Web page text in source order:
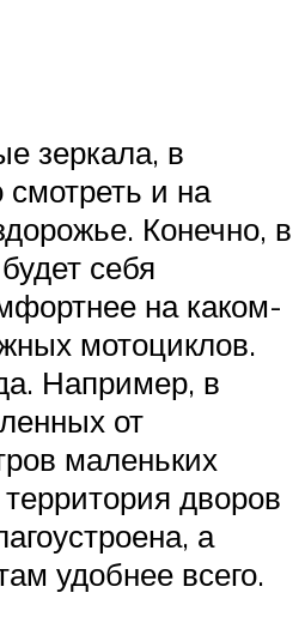
зеркала, в
смотреть и на
Конечно, в
себя
на каком-
мотоциклов.
Например, в
от
маленьких
дворов
а
удобнее всего.